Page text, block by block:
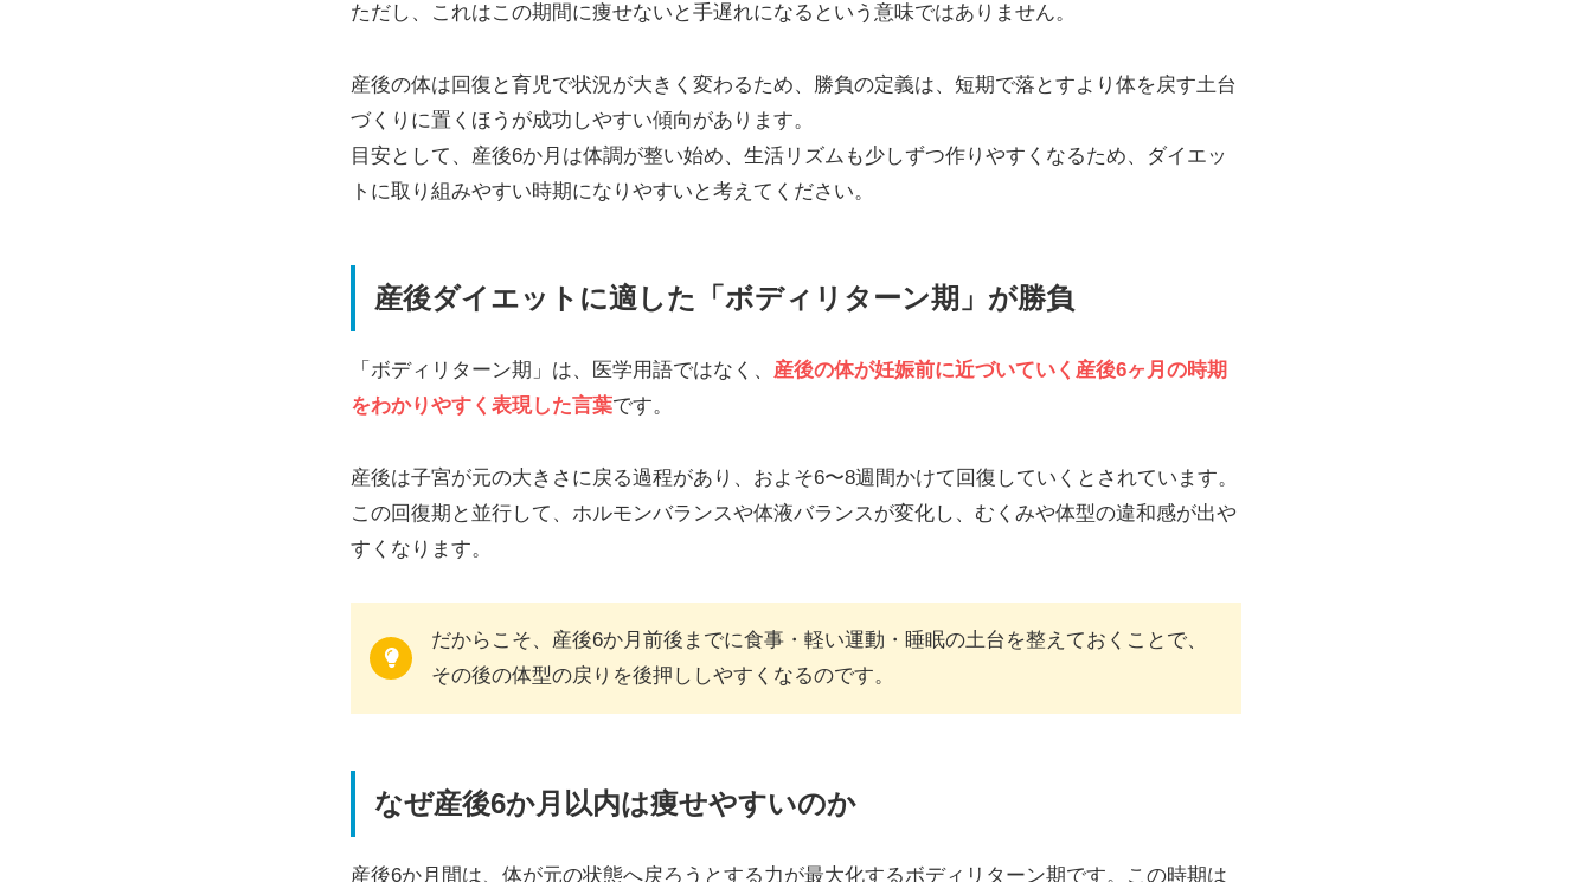
ただし、これはこの期間に痩せないと手遅れになるという意味ではありません。
産後の体は回復と育児で状況が大きく変わるため、勝負の定義は、短期で落とすより体を戻す土台
づくりに置くほうが成功しやすい傾向があります。
目安として、産後6か月は体調が整い始め、生活リズムも少しずつ作りやすくなるため、ダイエッ
トに取り組みやすい時期になりやすいと考えてください。
産後ダイエットに適した「ボディリターン期」が勝負
「ボディリターン期」は、医学用語ではなく、 産後の体が妊娠前に近づいていく 産後6ヶ月 の時期
をわかりやすく表現した言葉です。
産後は子宮が元の大きさに戻る過程があり、およそ6〜8週間かけて回復していくとされています。
この回復期と並行して、ホルモンバランスや体液バランスが変化し、むくみや体型の違和感が出や
すくなります。
だからこそ、産後6か月前後までに食事・軽い運動・睡眠の土台を整えておくことで、
その後の体型の戻りを後押ししやすくなるのです。
なぜ産後6か月以内は痩せやすいのか
産後6か月間は、体が元の状態へ戻ろうとする力が最大化するボディリターン期です。この時期は